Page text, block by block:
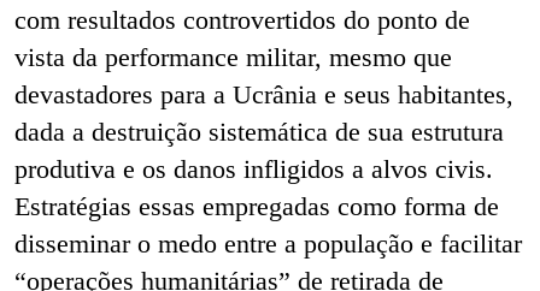
com resultados controvertidos do ponto de
vista da performance militar, mesmo que
devastadores para a Ucrânia e seus habitantes,
dada a destruição sistemática de sua estrutura
produtiva e os danos infligidos a alvos civis.
Estratégias essas empregadas como forma de
disseminar o medo entre a população e facilitar
“operações humanitárias” de retirada de